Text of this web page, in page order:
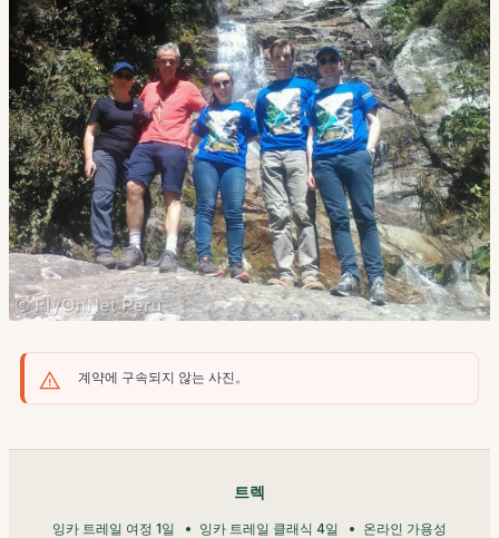
계약에 구속되지 않는 사진。
트렉
잉카 트레일 여정 1일 잉카 트레일 클래식 4일
온라인 가용성